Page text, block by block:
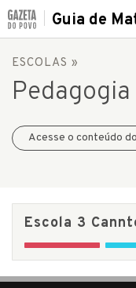
Guia de
ESCOLAS »
Acesse o conteúdo
Escola 3